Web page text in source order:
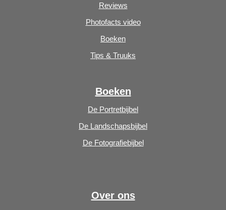
Reviews
Photofacts video
Boeken
Tips & Truuks
Boeken
De Portretbijbel
De Landschapsbijbel
De Fotografiebijbel
Over ons